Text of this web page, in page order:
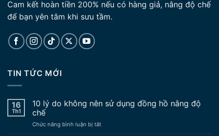
Cam kết hoàn tiền 200% nếu có hàng giả, nâng độ chế
để bạn yên tâm khi sưu tầm.
TIN TỨC MỚI
16
Th1
10 lý do không nên sử dụng đồng hồ nâng độ
chế
Chức năng bình luận bị tắtở